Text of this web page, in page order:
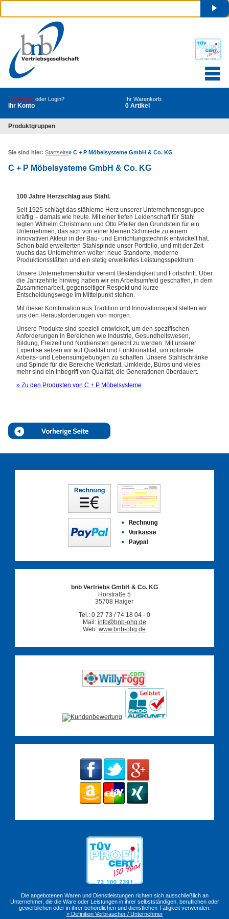
Neukunde oder Login?
Ihr Konto
Ihr Warenkorb:
0 Artikel
Produktgruppen
Sie sind hier: Startseite» C + P Möbelsysteme GmbH & Co. KG
C + P Möbelsysteme GmbH & Co. KG
100 Jahre Herzschlag aus Stahl.
Seit 1925 schlägt das stählerne Herz unserer Unternehmensgruppe
kräftig – damals wie heute. Mit einer tiefen Leidenschaft für Stahl
legten Wilhelm Christmann und Otto Pfeifer den Grundstein für ein
Unternehmen, das sich von einer kleinen Schmiede zu einem
innovativen Akteur in der Bau- und Einrichtungstechnik entwickelt hat.
Schon bald erweiterten Stahlspinde unser Portfolio, und mit der Zeit
wuchs das Unternehmen weiter: neue Standorte, moderne
Produktionsstätten und ein stetig erweitertes Leistungsspektrum.
Unsere Unternehmenskultur vereint Beständigkeit und Fortschritt. Über
die Jahrzehnte hinweg haben wir ein Arbeitsumfeld geschaffen, in dem
Zusammenarbeit, gegenseitiger Respekt und kurze
Entscheidungswege im Mittelpunkt stehen.
Mit dieser Kombination aus Tradition und Innovationsgeist stellen wir
uns den Herausforderungen von morgen.
Unsere Produkte sind speziell entwickelt, um den spezifischen
Anforderungen in Bereichen wie Industrie, Gesundheitswesen,
Bildung, Freizeit und Notdiensten gerecht zu werden. Mit unserer
Expertise setzen wir auf Qualität und Funktionalität, um optimale
Arbeits- und Lebensumgebungen zu schaffen. Unsere Stahlschränke
und Spinde für die Bereiche Werkstatt, Umkleide, Büros und vieles
mehr sind ein Inbegriff von Qualität, die Generationen überdauert.
» Zu den Produkten von C + P Möbelsysteme
bnb Vertriebs GmbH & Co. KG
Horstraße 5
35708 Haiger
Tel.: 0 27 73 / 74 18 04 - 0
Mail: info@bnb-ohg.de
Web:www.bnb-ohg.de
Die angebotenen Waren und Dienstleistungen richten sich ausschließlich an
Unternehmer, die die Ware oder Leistungen in ihrer selbstständigen, beruflichen oder
gewerblichen oder in ihrer behördlichen und dienstlichen Tätigkeit verwenden.
» Definition Verbraucher / Unternehmer